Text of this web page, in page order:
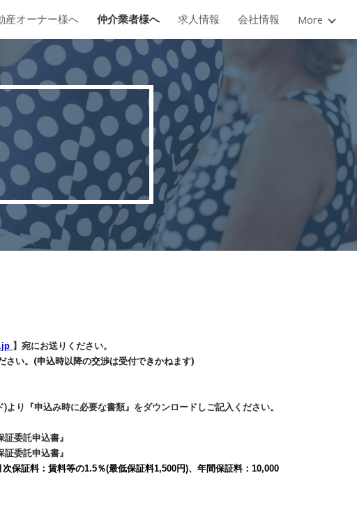
navigation
産オーナー様へ 仲介業者様へ 求人情報 会社情報 More
】宛にお送りください。
い。(申込時以降の交渉は受付できかねます)
り『申込み時に必要な書類』をダウンロードしご記入ください。
委託申込書』
委託申込書』
保証料：賃料等の1.5％(最低保証料1,500円)、年間保証料：10,000